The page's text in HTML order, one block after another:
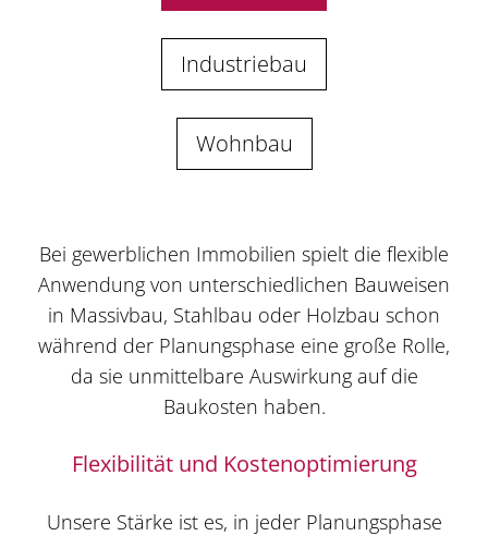
Industriebau
Wohnbau
Bei gewerblichen Immobilien spielt die flexible
Anwendung von unterschiedlichen Bauweisen
in Massivbau, Stahlbau oder Holzbau schon
während der Planungsphase eine große Rolle,
da sie unmittelbare Auswirkung auf die
Baukosten haben.
Flexibilität und Kostenoptimierung
Unsere Stärke ist es, in jeder Planungsphase